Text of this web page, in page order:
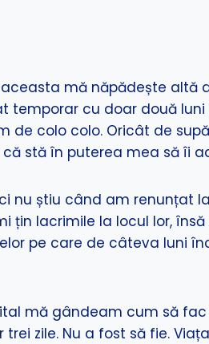
mă năpădește altă
temporar cu doar două
de colo colo. Oricât de
stă în puterea mea să îi
nu știu când am renunțat
țin lacrimile la locul lor,
pe care de câteva luni
mă gândeam cum să
zile. Nu a fost să fie.